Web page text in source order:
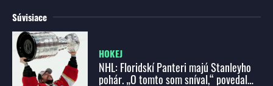
Súvisiace
HOKEJ
NHL: Floridskí Panteri majú Stanleyho
pohár. „O tomto som sníval,“ povedal